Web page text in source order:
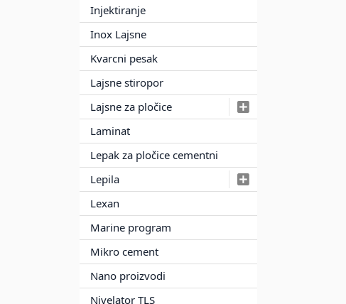
Injektiranje
Inox Lajsne
Kvarcni pesak
Lajsne stiropor
Lajsne za pločice
Laminat
Lepak za pločice cementni
Lepila
Lexan
Marine program
Mikro cement
Nano proizvodi
Nivelator TLS